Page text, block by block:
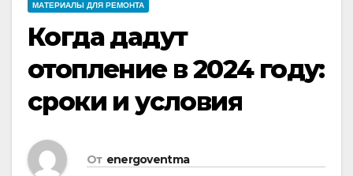
МАТЕРИАЛЫ ДЛЯ РЕМОНТА
Когда дадут
отопление в 2024 году:
сроки и условия
От energoventma